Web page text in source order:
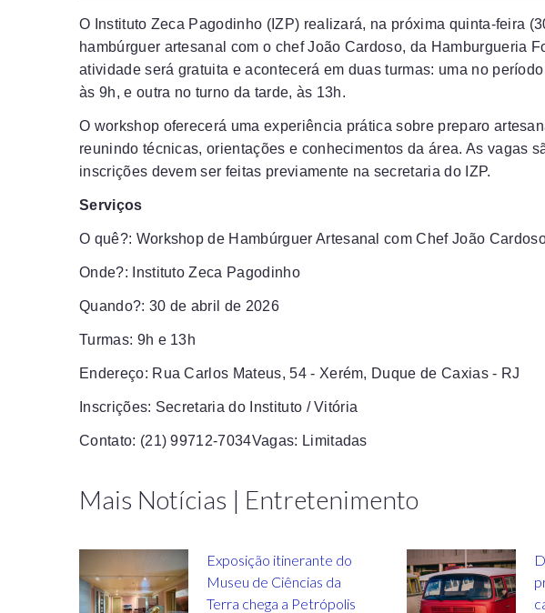
O Instituto Zeca Pagodinho (IZP) realizará, na próxima quinta-feira
hambúrguer artesanal com o chef João Cardoso, da Hamburgueria
atividade será gratuita e acontecerá em duas turmas: uma no
às 9h, e outra no turno da tarde, às 13h.
O workshop oferecerá uma experiência prática sobre preparo
reunindo técnicas, orientações e conhecimentos da área. As vagas
inscrições devem ser feitas previamente na secretaria do IZP.
Serviços
O quê?: Workshop de Hambúrguer Artesanal com Chef João
Onde?: Instituto Zeca Pagodinho
Quando?: 30 de abril de 2026
Turmas: 9h e 13h
Endereço: Rua Carlos Mateus, 54 - Xerém, Duque de Caxias - RJ
Inscrições: Secretaria do Instituto / Vitória
Contato: (21) 99712-7034Vagas: Limitadas
Mais Notícias | Entretenimento
Exposição itinerante do
Museu de Ciências da
Terra chega a Petrópolis